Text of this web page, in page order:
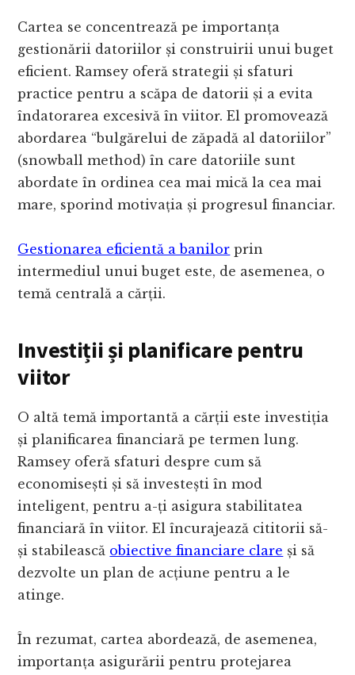
Cartea se concentrează pe importanța
gestionării datoriilor și construirii unui buget
eficient. Ramsey oferă strategii și sfaturi
practice pentru a scăpa de datorii și a evita
îndatorarea excesivă în viitor. El promovează
abordarea “bulgărelui de zăpadă al datoriilor”
(snowball method) în care datoriile sunt
abordate în ordinea cea mai mică la cea mai
mare, sporind motivația și progresul financiar.
Gestionarea eficientă a banilor prin
intermediul unui buget este, de asemenea, o
temă centrală a cărții.
Investiții și planificare pentru
viitor
O altă temă importantă a cărții este investiția
și planificarea financiară pe termen lung.
Ramsey oferă sfaturi despre cum să
economisești și să investești în mod
inteligent, pentru a-ți asigura stabilitatea
financiară în viitor. El încurajează cititorii să-
și stabilească obiective financiare clare și să
dezvolte un plan de acțiune pentru a le
atinge.
În rezumat, cartea abordează, de asemenea,
importanța asigurării pentru protejarea